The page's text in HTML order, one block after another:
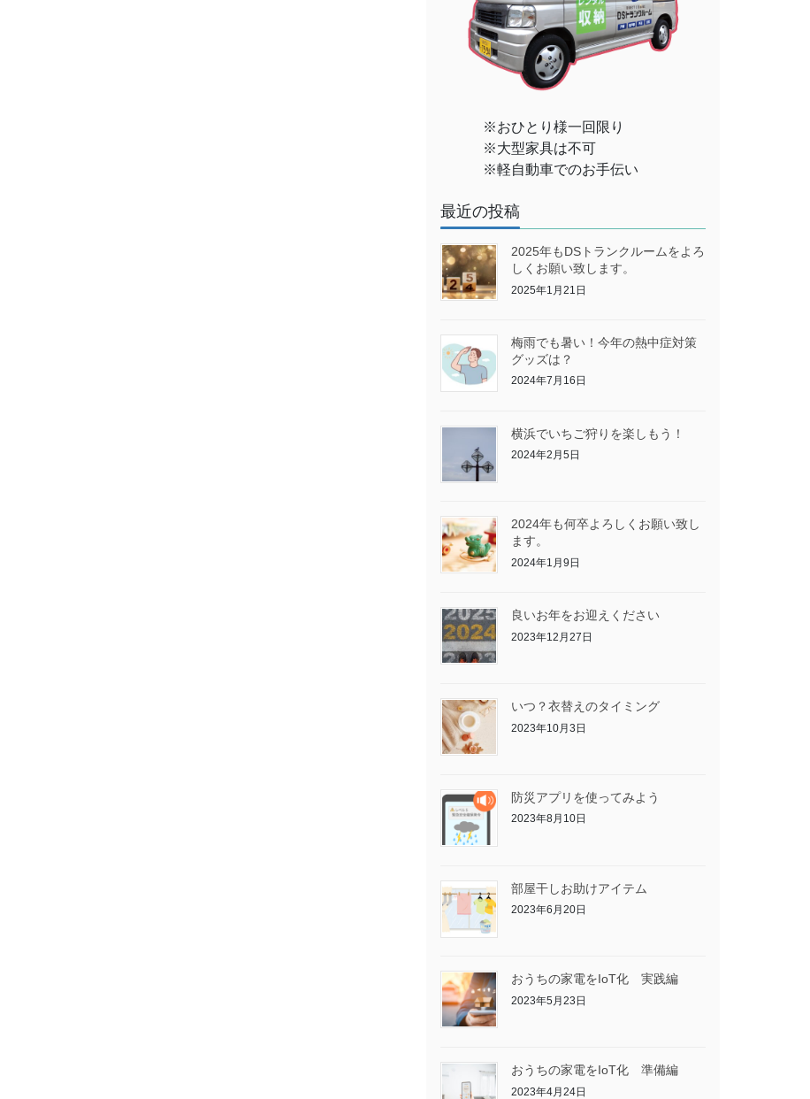
※おひとり様一回限り
※大型家具は不可
※軽自動車でのお手伝い
最近の投稿
2025年もDSトランクルームをよろ
しくお願い致します。
2025年1月21日
梅雨でも暑い！今年の熱中症対策
グッズは？
2024年7月16日
横浜でいちご狩りを楽しもう！
2024年2月5日
2024年も何卒よろしくお願い致し
ます。
2024年1月9日
良いお年をお迎えください
2023年12月27日
いつ？衣替えのタイミング
2023年10月3日
防災アプリを使ってみよう
2023年8月10日
部屋干しお助けアイテム
2023年6月20日
おうちの家電をIoT化 実践編
2023年5月23日
おうちの家電をIoT化 準備編
2023年4月24日